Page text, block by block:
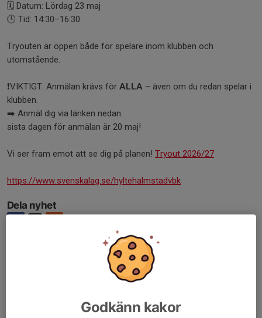
🗓 Datum: Lördag 23 maj
🕒 Tid: 14:30–16:30
Tryouten är öppen både för spelare inom klubben och
utomstående.
❗️VIKTIGT: Anmälan krävs för ALLA – även om du redan spelar i
klubben.
➡️ Anmäl dig via länken nedan.
sista dagen för anmälan är 20 maj!
Vi ser fram emot att se dig på planen! Tryout 2026/27
https://www.svenskalag.se/hyltehalmstadvbk
Dela nyhet
Godkänn kakor